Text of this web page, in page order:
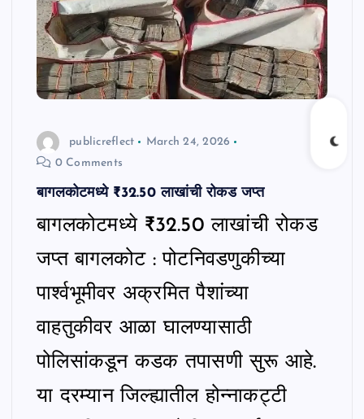
publicreflect
March 24, 2026
0 Comments
बागलकोटमध्ये ₹32.50 लाखांची रोकड जप्त
बागलकोटमध्ये ₹32.50 लाखांची रोकड
जप्त बागलकोट : पोटनिवडणुकीच्या
पार्श्वभूमीवर अक्रमित पैशांच्या
वाहतुकीवर आळा घालण्यासाठी
पोलिसांकडून कडक तपासणी सुरू आहे.
या दरम्यान जिल्ह्यातील होन्नाकट्टी